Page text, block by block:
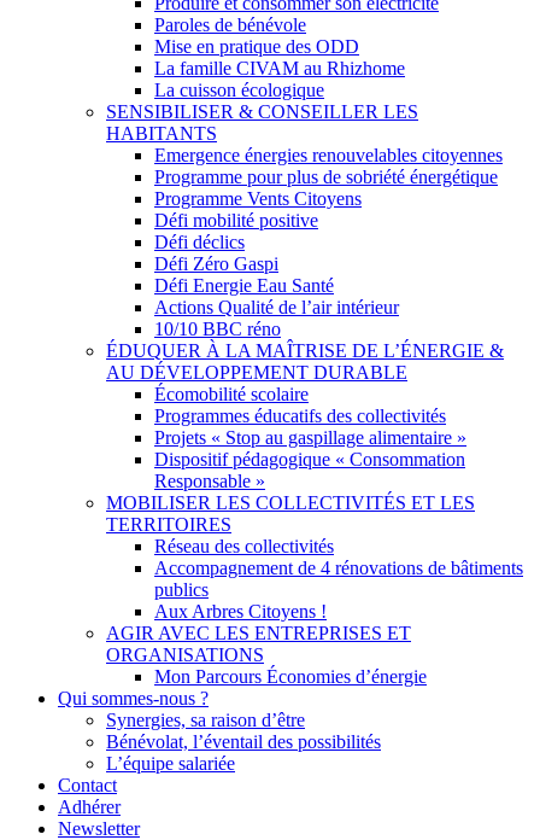
Paroles de bénévole
Mise en pratique des ODD
La famille CIVAM au Rhizhome
La cuisson écologique
SENSIBILISER & CONSEILLER LES
HABITANTS
Emergence énergies renouvelables citoyennes
Programme pour plus de sobriété énergétique
Programme Vents Citoyens
Défi mobilité positive
Défi déclics
Défi Zéro Gaspi
Défi Energie Eau Santé
Actions Qualité de l’air intérieur
10/10 BBC réno
ÉDUQUER À LA MAÎTRISE DE L’ÉNERGIE &
AU DÉVELOPPEMENT DURABLE
Écomobilité scolaire
Programmes éducatifs des collectivités
Projets « Stop au gaspillage alimentaire »
Dispositif pédagogique « Consommation
Responsable »
MOBILISER LES COLLECTIVITÉS ET LES
TERRITOIRES
Réseau des collectivités
Accompagnement de 4 rénovations de bâtiments
publics
Aux Arbres Citoyens !
AGIR AVEC LES ENTREPRISES ET
ORGANISATIONS
Mon Parcours Économies d’énergie
Qui sommes-nous ?
Synergies, sa raison d’être
Bénévolat, l’éventail des possibilités
L’équipe salariée
Contact
Adhérer
Newsletter